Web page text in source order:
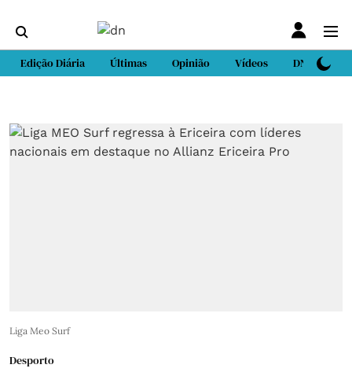
Edição Diária Últimas Opinião Vídeos DN Sport
Liga Meo Surf
Desporto